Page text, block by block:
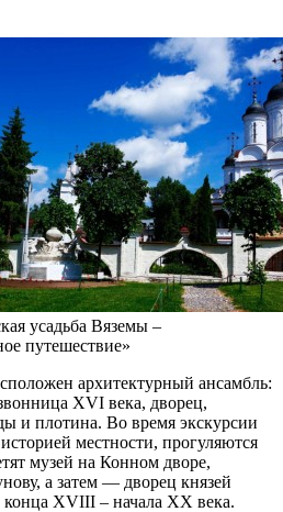
усадьба Вяземы –
путешествие»
архитектурный ансамбль:
XVI века, дворец,
и плотина. Во время экскурсии
местности, прогуляются
музей на Конном дворе,
а затем — дворец князей
XVIII – начала XX века.